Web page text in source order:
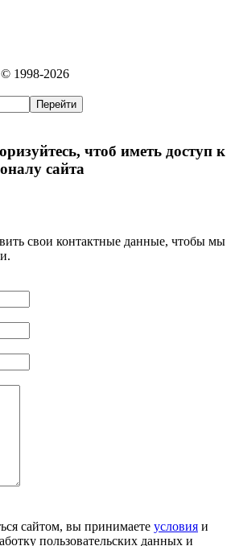
1998-2026
чтоб иметь доступ к
сайта
свои контактные данные, чтобы мы
сайтом, вы принимаете условия и
пользовательских данных и